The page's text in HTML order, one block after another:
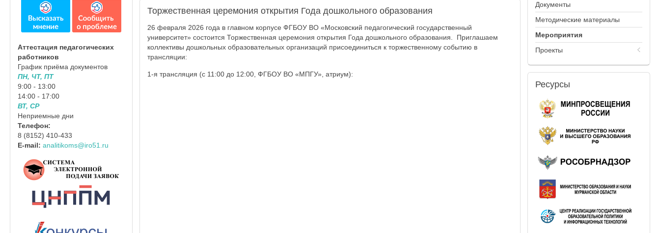
Торжественная церемония открытия Года дошкольного образования
26 февраля 2026 года в главном корпусе ФГБОУ ВО «Московский педагогический государственный
университет» состоится Торжественная церемония открытия Года дошкольного образования. Приглашаем
коллективы дошкольных образовательных организаций присоединиться к торжественному событию в
трансляции:
1-я трансляция (с 11:00 до 12:00, ФГБОУ ВО «МПГУ», атриум):
Аттестация педагогических
работников
График приёма документов
ПН, ЧТ, ПТ
9:00 - 13:00
14:00 - 17:00
ВТ, СР
Неприемные дни
Телефон:
8 (8152) 410-433
E-mail: analitikoms@iro51.ru
Документы
Методические материалы
Мероприятия
Проекты
Ресурсы